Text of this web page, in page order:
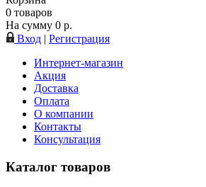
0 товаров
На сумму 0 р.
Вход | Регистрация
Интернет-магазин
Акция
Доставка
Оплата
О компании
Контакты
Консультация
Каталог товаров